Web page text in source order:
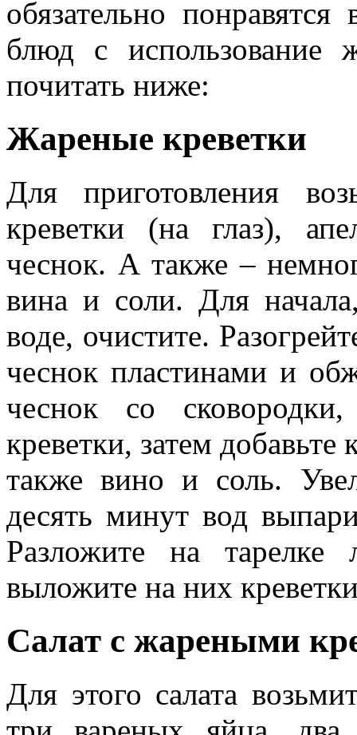
обязательно
блюд с использование
почитать ниже:
Жареные креветки
Для приготовления
креветки (на глаз),
чеснок. А также –
вина и соли. Для
воде, очистите.
чеснок пластинами и
чеснок со
креветки, затем
также вино и соль.
десять минут вод
Разложите на тарелке
выложите на них
Салат с жареными
Для этого салата